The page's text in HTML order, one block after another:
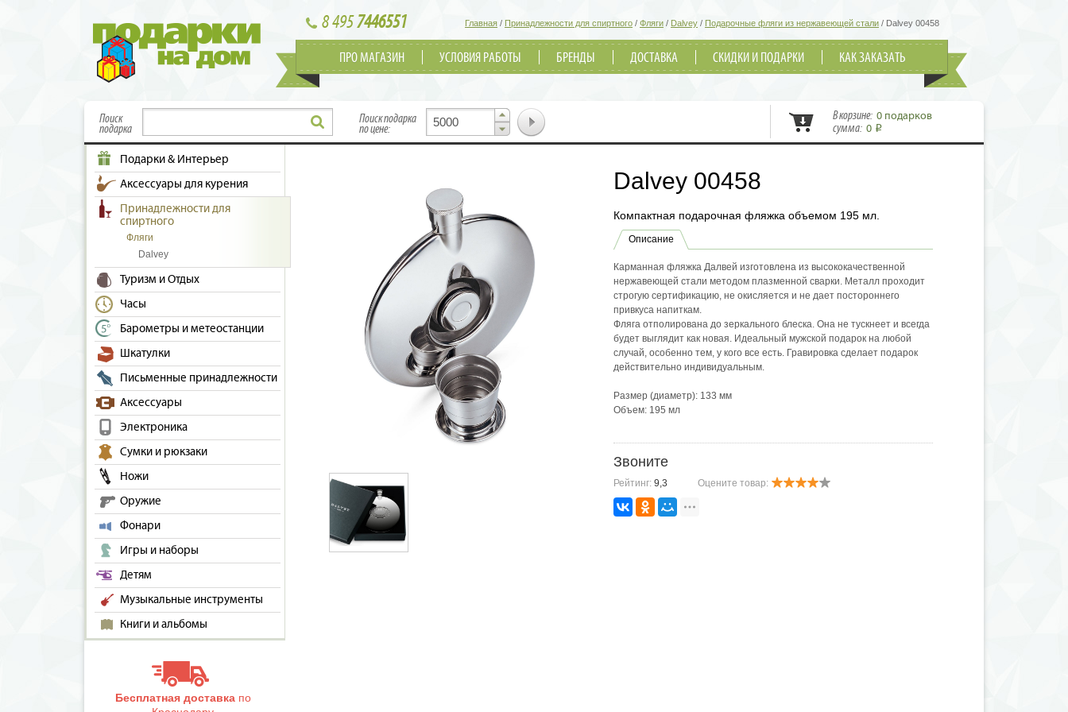
8 4957446551 Главная / Принадлежности для спиртного / Фляги / Dalvey / Подарочные фляги из нержавеющей стали / Dalvey 00458
ПРО МАГАЗИН УСЛОВИЯ РАБОТЫ БРЕНДЫ ДОСТАВКА СКИДКИ И ПОДАРКИ КАК ЗАКАЗАТЬ
Поиск
подарка
Поиск подарка
по цене:
В корзине: 0 подарков
сумма: 0 i
Подарки & Интерьер
Аксессуары для курения
Принадлежности для
спиртного
Фляги
Dalvey
Туризм и Отдых
Часы
Барометры и метеостанции
Шкатулки
Письменные принадлежности
Аксессуары
Электроника
Сумки и рюкзаки
Ножи
Оружие
Фонари
Игры и наборы
Детям
Музыкальные инструменты
Книги и альбомы
Бесплатная доставкапо
Dalvey 00458
Компактная подарочная фляжка объемом 195 мл.
Описание
Карманная фляжка Далвей изготовлена из высококачественной
нержавеющей стали методом плазменной сварки. Металл проходит
строгую сертификацию, не окисляется и не дает постороннего
привкуса напиткам.
Фляга отполирована до зеркального блеска. Она не тускнеет и всегда
будет выглядит как новая. Идеальный мужской подарок на любой
случай, особенно тем, у кого все есть. Гравировка сделает подарок
действительно индивидуальным.
Размер (диаметр): 133 мм
Объем: 195 мл
Звоните
Рейтинг: 9,3 Оцените товар: